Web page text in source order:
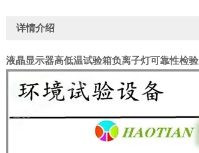
详情介绍
液晶显示器高低温试验箱负离子灯可靠性检验